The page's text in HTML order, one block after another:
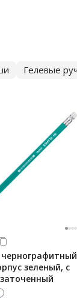
Гелевые
зеленый, с